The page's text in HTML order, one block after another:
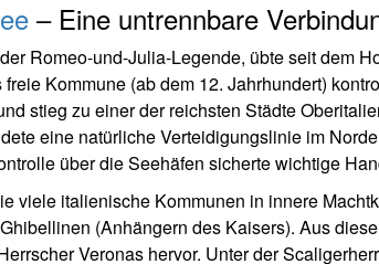
– Eine untrennbare
Romeo-und-Julia-Legende, übte seit dem
Kommune (ab dem 12. Jahrhundert)
stieg zu einer der reichsten Städte
eine natürliche Verteidigungslinie im
über die Seehäfen sicherte wichtige
viele italienische Kommunen in innere
(Anhängern des Kaisers). Aus
Veronas hervor. Unter der